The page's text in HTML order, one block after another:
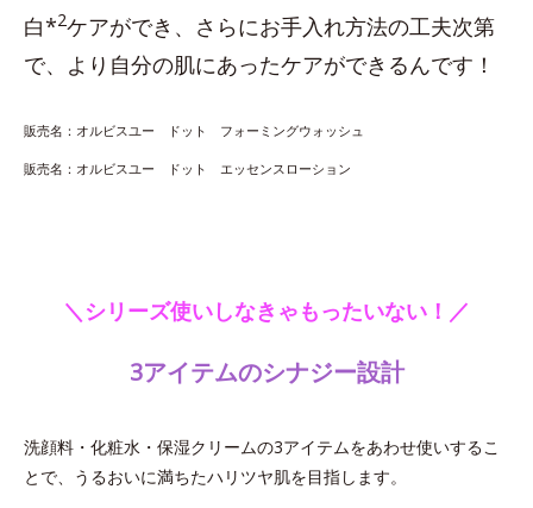
白*2ケアができ、さらにお手入れ方法の工夫次第
で、より自分の肌にあったケアができるんです！
販売名：オルビスユー ドット フォーミングウォッシュ
販売名：オルビスユー ドット エッセンスローション
＼シリーズ使いしなきゃもったいない！／
3アイテムのシナジー設計
洗顔料・化粧水・保湿クリームの3アイテムをあわせ使いするこ
とで、うるおいに満ちたハリツヤ肌を目指します。